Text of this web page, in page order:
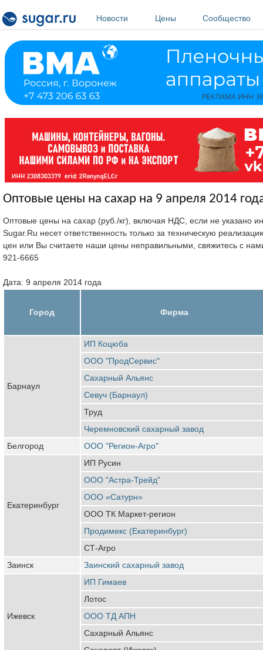
Новости
Цены Сообщество
Оптовые цены на сахар на 9 апреля 2014
Оптовые цены на сахар (руб./кг), включая НДС, если не указано
Sugar.Ru несет ответственность только за техническую
цен или Вы считаете наши цены неправильными, свяжитесь с
921-6665
Дата: 9 апреля 2014 года
Город Фирма
Барнаул
ИП Коцюба
ООО "ПродСервис"
Сахарный Альянс
Севуч (Барнаул)
Труд
Черемновский сахарный завод
Белгород
ООО "Регион-Агро"
Екатеринбург
ИП Русин
ООО "Астра-Трейд"
ООО «Сатурн»
ООО ТК Маркет-регион
Продимекс (Екатеринбург)
СТ-Агро
Заинск
Заинский сахарный завод
Ижевск
ИП Гимаев
Лотос
ООО ТД АПН
Сахарный Альянс